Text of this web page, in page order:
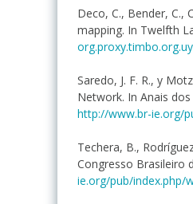
Deco, C., Bender, C.,
mapping. In Twelfth
Saredo, J. F. R., y
Network. In Anais
http://www.br-ie.org/
Techera, B.,
Congresso Brasileiro
ie.org/pub/index.php/